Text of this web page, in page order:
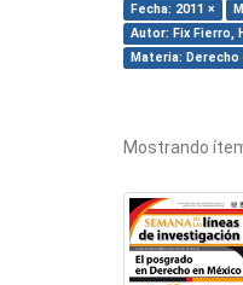
Fecha: 2011 ×
Autor: Fix Fierro,
Materia:
Mostrando